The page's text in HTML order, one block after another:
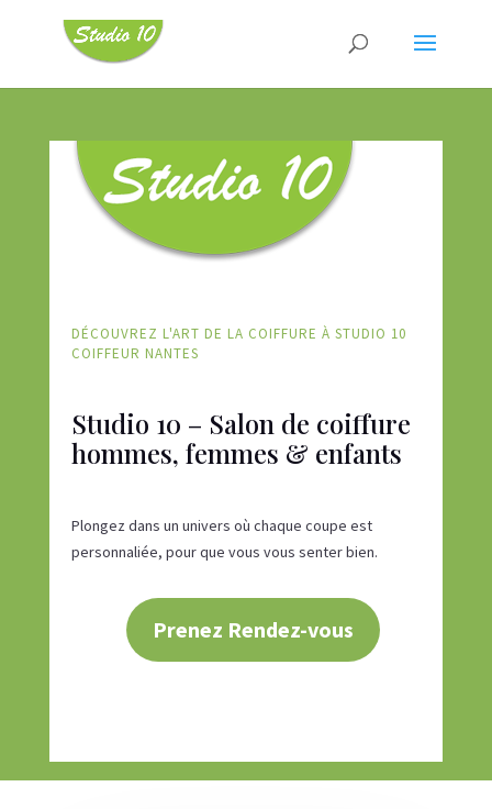
DÉCOUVREZ L'ART DE LA COIFFURE À STUDIO 10
COIFFEUR NANTES
Studio 10 – Salon de coiffure
hommes, femmes & enfants
Plongez dans un univers où chaque coupe est
personnaliée, pour que vous vous senter bien.
Prenez Rendez-vous